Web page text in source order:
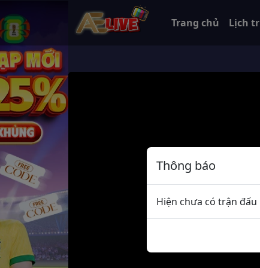
Trang chủ Lịch
Thông báo
Hiện chưa có trận